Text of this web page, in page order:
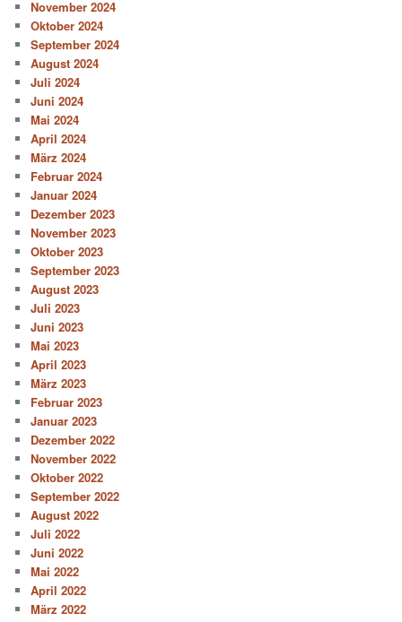
November 2024
Oktober 2024
September 2024
August 2024
Juli 2024
Juni 2024
Mai 2024
April 2024
März 2024
Februar 2024
Januar 2024
Dezember 2023
November 2023
Oktober 2023
September 2023
August 2023
Juli 2023
Juni 2023
Mai 2023
April 2023
März 2023
Februar 2023
Januar 2023
Dezember 2022
November 2022
Oktober 2022
September 2022
August 2022
Juli 2022
Juni 2022
Mai 2022
April 2022
März 2022